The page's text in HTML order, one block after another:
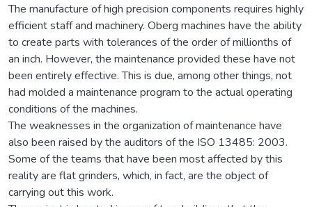
The manufacture of high precision components requires highly
efficient staff and machinery. Oberg machines have the ability
to create parts with tolerances of the order of millionths of
an inch. However, the maintenance provided these have not
been entirely effective. This is due, among other things, not
had molded a maintenance program to the actual operating
conditions of the machines.
The weaknesses in the organization of maintenance have
also been raised by the auditors of the ISO 13485: 2003.
Some of the teams that have been most affected by this
reality are flat grinders, which, in fact, are the object of
carrying out this work.